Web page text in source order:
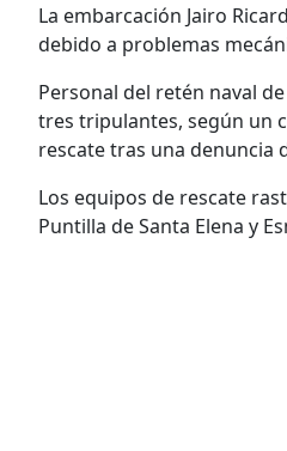
La embarcación Jairo
debido a problemas
Personal del retén naval
tres tripulantes, según un
rescate tras una denuncia
Los equipos de rescate
Puntilla de Santa Elena y